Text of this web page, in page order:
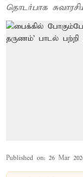
தொடர்பாக
Published on: 26 Mar